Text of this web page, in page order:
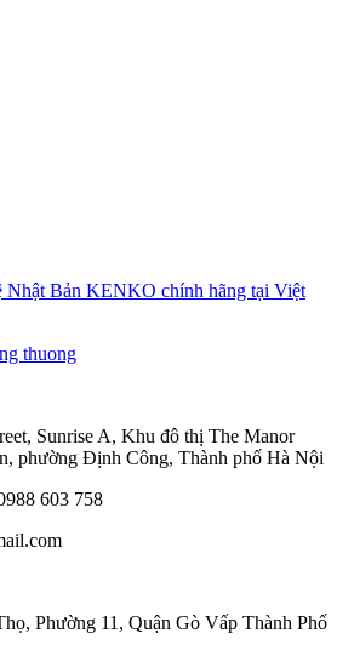
Sunrise A, Khu đô thị The Manor
phường Định Công, Thành phố Hà Nội
603 758
Phường 11, Quận Gò Vấp Thành Phố